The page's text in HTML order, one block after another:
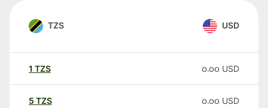
TZS USD
1 TZS ၀.၀၀ USD
5 TZS ၀.၀၀ USD